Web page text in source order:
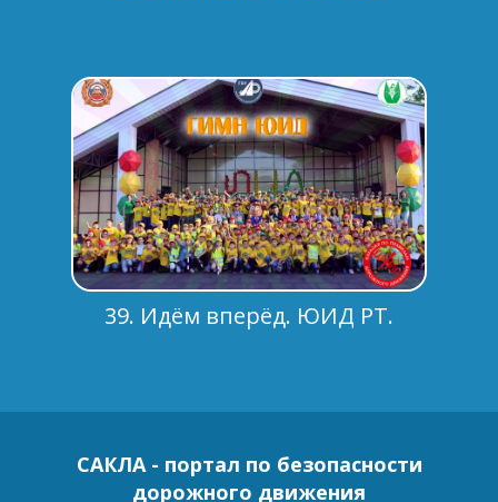
39. Идём вперёд. ЮИД РТ.
САКЛА - портал по безопасности
дорожного движения